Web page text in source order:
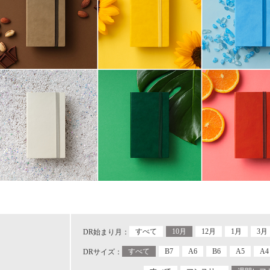
DR始まり月： すべて 10月 12月 1月 3月
DRサイズ： すべて B7 A6 B6 A5 A4